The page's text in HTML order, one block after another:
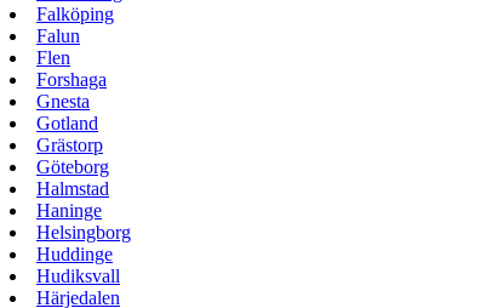
Falköping
Falun
Flen
Forshaga
Gnesta
Gotland
Grästorp
Göteborg
Halmstad
Haninge
Helsingborg
Huddinge
Hudiksvall
Härjedalen